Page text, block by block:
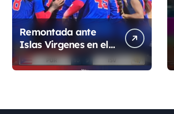
Remontada ante
Islas Virgenes en el
inicio de la Super
Ronda